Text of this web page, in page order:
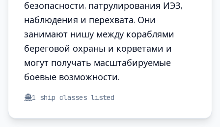
безопасности, патрулирования ИЭЗ,
наблюдения и перехвата. Они
занимают нишу между кораблями
береговой охраны и корветами и
могут получать масштабируемые
боевые возможности.
1 ship classes listed